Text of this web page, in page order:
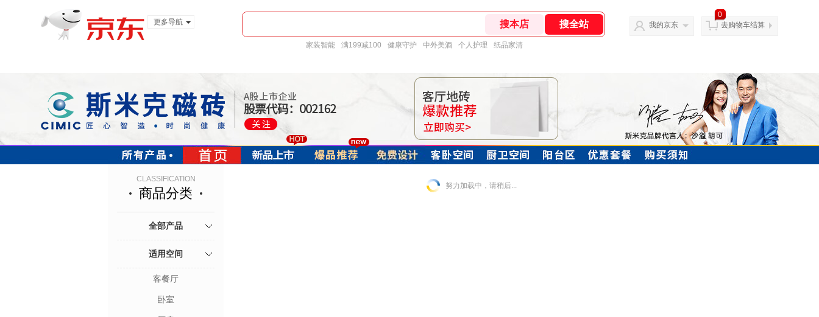
更多导航
家装智能 满199减100 健康守护 中外美酒 个人护理 纸品家清
我的京东
0
去购物车结算
· 800x800 · 600x600
· 全抛釉 · 抛光砖
CLASSIFICATION
商品分类
全部产品
适用空间
客餐厅
卧室
努力加载中，请稍后...